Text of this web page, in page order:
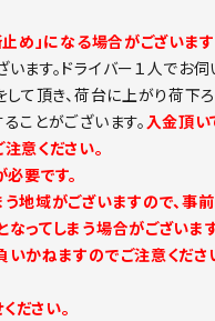
め」になる場合がございます
ます。ドライバー１人でお
て頂き、荷台に上がり荷下
ことがございます。 入金頂い
意ください。
要です。
域がございますので、事
てしまう場合がございま
かねますのでご注意くださ
ださい。